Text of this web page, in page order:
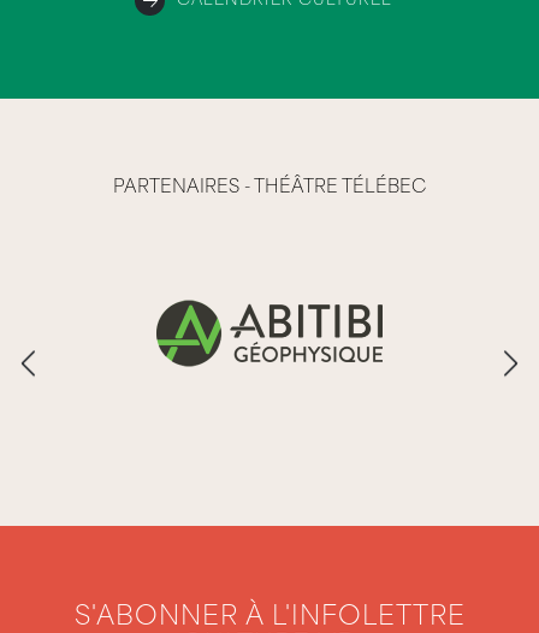
PARTENAIRES - THÉÂTRE TÉLÉBEC
S'ABONNER À L'INFOLETTRE